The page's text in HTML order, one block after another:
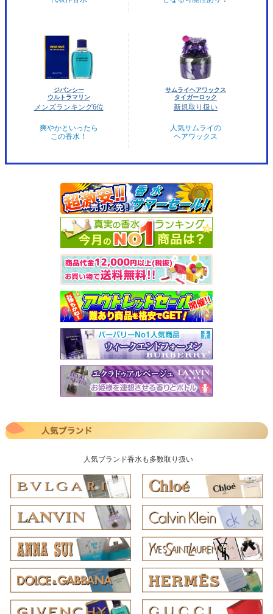
ジバンシー
ウルトラマリン
メンズランキング6位
爽やかといったら
この香水！
サムライヘアワックス
タイガーロック
新規取り扱い
人気サムライの
ヘアワックス
人気ブランド香水も多数取り扱い